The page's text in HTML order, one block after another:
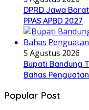
DPRD Jawa
PPAS APBD 2027
5 Agustus 2026
Bupati Bandung
Bahas
Popular Post